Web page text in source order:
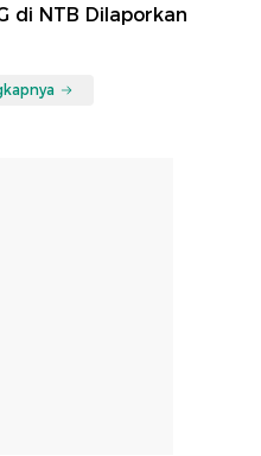
di NTB Dilaporkan